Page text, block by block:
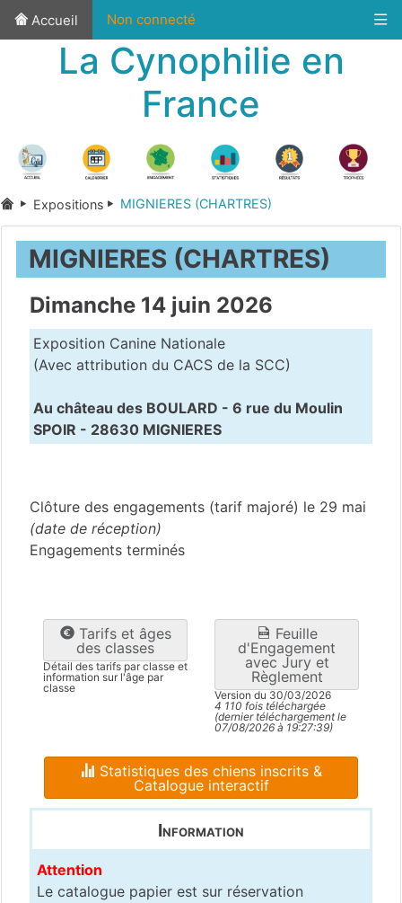
Accueil Non connecté
La Cynophilie en
France
Expositions MIGNIERES (CHARTRES)
MIGNIERES (CHARTRES)
Dimanche 14 juin 2026
Exposition Canine Nationale
(Avec attribution du CACS de la SCC)
Au château des BOULARD - 6 rue du Moulin
SPOIR - 28630 MIGNIERES
Clôture des engagements (tarif majoré) le 29 mai
(date de réception)
Engagements terminés
Tarifs et âges
des classes
Détail des tarifs par classe et
information sur l'âge par
classe
Feuille
d'Engagement
avec Jury et
Règlement
Version du 30/03/2026
4 110 fois téléchargée
(dernier téléchargement le
07/08/2026 à 19:27:39)
Statistiques des chiens inscrits &
Catalogue interactif
Information
Attention
Le catalogue papier est sur réservation